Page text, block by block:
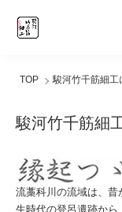
TOP 駿河竹千筋細工
駿河竹千筋細
流藁科川の流域は、昔
生時代の登呂遺跡から